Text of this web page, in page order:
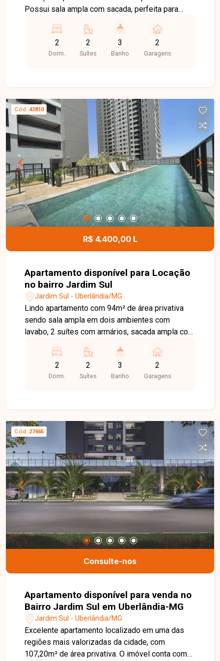
Possui sala ampla com sacada, perfeita para
cozinha funcional e a área de serviço
complementam o espaço com praticidade. O
condomínio oferece área de lazer completa para
2
Dorm.
2
Suítes
3
Banho
2
Garagens
Cód. 43810
R$ 4.400,00 L
Apartamento disponível para Locação
no bairro Jardim Sul
Jardim Sul - Uberlândia/MG
Lindo apartamento com 94m² de área privativa
sendo sala ampla em dois ambientes com
lavabo, 2 suítes com armários, sacada ampla com
lavanderia com armários, 2 vagas de garagem.
Condomínio com portaria 24 horas, área de lazer
com piscina, ofurô, spa, academia, quadra de
2
Dorm.
2
Suítes
3
Banho
2
Garagens
Cód. 27465
Consulte-nos
Apartamento disponível para venda no
Bairro Jardim Sul em Uberlândia-MG
Jardim Sul - Uberlândia/MG
Excelente apartamento localizado em uma das
regiões mais valorizadas da cidade, com
107,20m² de área privativa. O imóvel conta com